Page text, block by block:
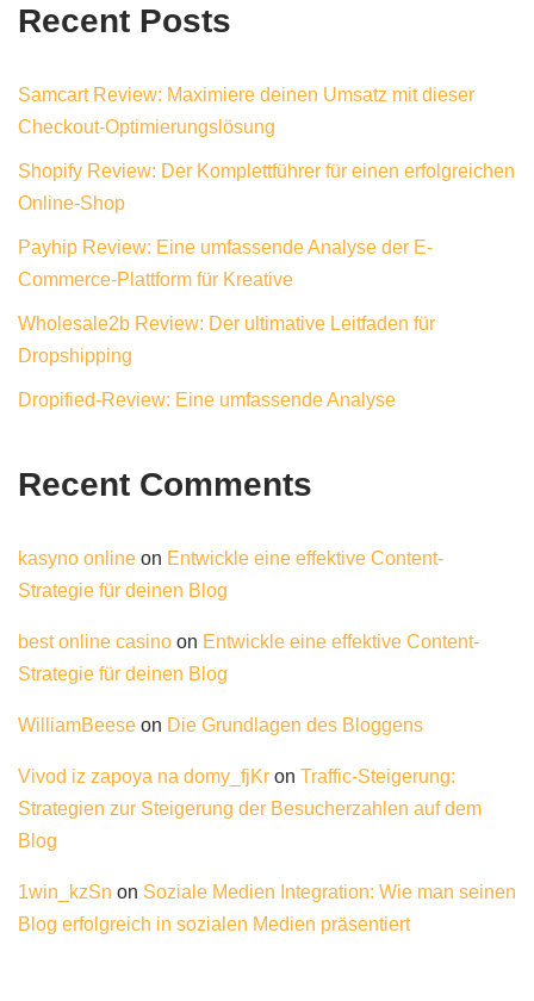
Recent Posts
Samcart Review: Maximiere deinen Umsatz mit dieser
Checkout-Optimierungslösung
Shopify Review: Der Komplettführer für einen erfolgreichen
Online-Shop
Payhip Review: Eine umfassende Analyse der E-
Commerce-Plattform für Kreative
Wholesale2b Review: Der ultimative Leitfaden für
Dropshipping
Dropified-Review: Eine umfassende Analyse
Recent Comments
kasyno online on Entwickle eine effektive Content-
Strategie für deinen Blog
best online casino on Entwickle eine effektive Content-
Strategie für deinen Blog
WilliamBeese on Die Grundlagen des Bloggens
Vivod iz zapoya na domy_fjKr on Traffic-Steigerung:
Strategien zur Steigerung der Besucherzahlen auf dem
Blog
1win_kzSn on Soziale Medien Integration: Wie man seinen
Blog erfolgreich in sozialen Medien präsentiert